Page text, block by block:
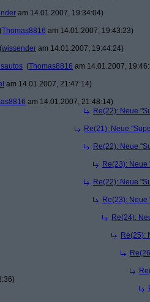
am 14.01.2007, 19:34:04)
(Thomas8816 am 14.01.2007, 19:43:23)
(wissender am 14.01.2007, 19:44:24)
(Thomas8816 am 14.01.2007,
am 14.01.2007, 21:47:14)
am 14.01.2007, 21:48:14)
Re(22): Neue
Re(21): Neue
Re(22): Neue
Re(23):
Re(22): Neue
Re(23):
Re(24):
Re(25):